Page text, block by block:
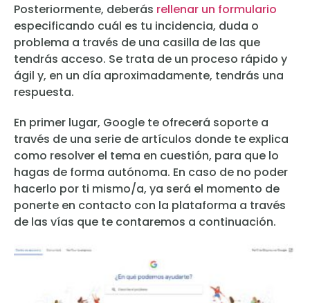
Posteriormente, deberás rellenar un formulario
especificando cuál es tu incidencia, duda o
problema a través de una casilla de las que
tendrás acceso. Se trata de un proceso rápido y
ágil y, en un día aproximadamente, tendrás una
respuesta.
En primer lugar, Google te ofrecerá soporte a
través de una serie de artículos donde te explica
como resolver el tema en cuestión, para que lo
hagas de forma autónoma. En caso de no poder
hacerlo por ti mismo/a, ya será el momento de
ponerte en contacto con la plataforma a través
de las vías que te contaremos a continuación.